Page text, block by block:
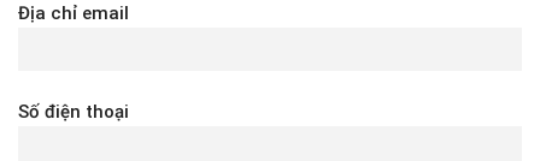
Địa chỉ email
Số điện thoại